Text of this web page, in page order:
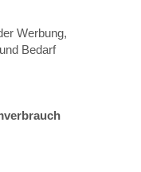
Werbung,
Bedarf